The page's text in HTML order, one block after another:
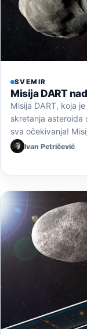
SVEMIR
Misija DART
Misija DART, koja
skretanja asteroida
sva očekivanja!
Ivan Petričević